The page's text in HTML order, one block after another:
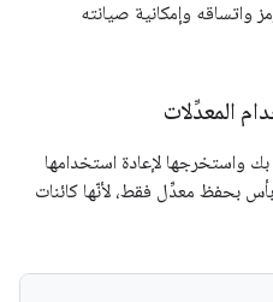
واتساقه وإمكانية صيانته
المعدِّلات
واستخرجها لإعادة استخدامها
بحفظ معدِّل فقط، لأنّها كائنات